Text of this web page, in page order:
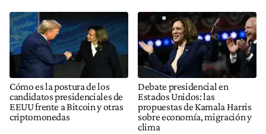
Cómo es la postura de los
candidatos presidenciales de
EEUU frente a Bitcoin y otras
criptomonedas
Debate presidencial en
Estados Unidos: las
propuestas de Kamala Harris
sobre economía, migración y
clima